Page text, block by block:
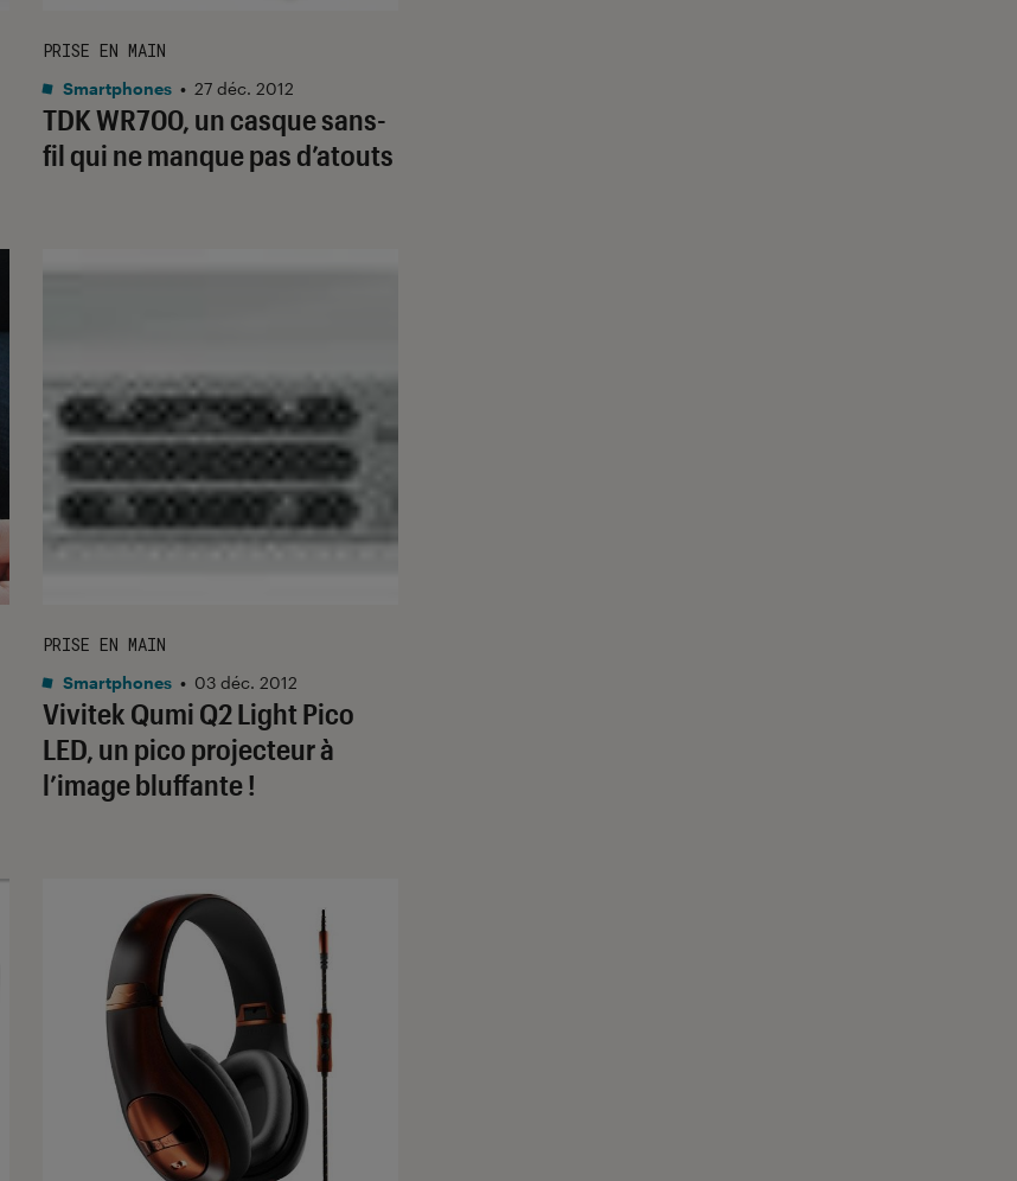
TDK WR700, un casque sans-
fil qui ne manque pas d’atouts
PRISE EN MAIN
Smartphones • 27 déc. 2012
Vivitek Qumi Q2 Light Pico
LED, un pico projecteur à
l’image bluffante !
PRISE EN MAIN
Smartphones • 03 déc. 2012